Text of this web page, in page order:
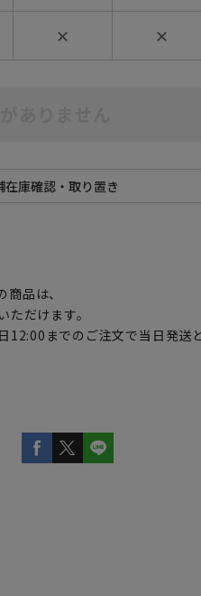
✕ ✕
商品は、
だけます。
12:00までのご注文で当日発送